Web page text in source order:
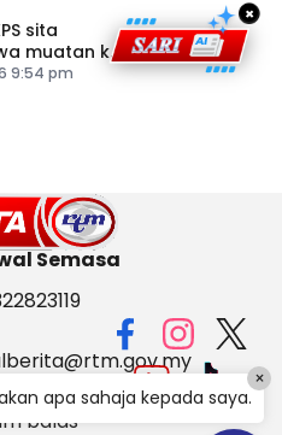
sita
muatan ke
9:54 pm
×
Semasa
&
balas
apa sahaja kepada saya.
×